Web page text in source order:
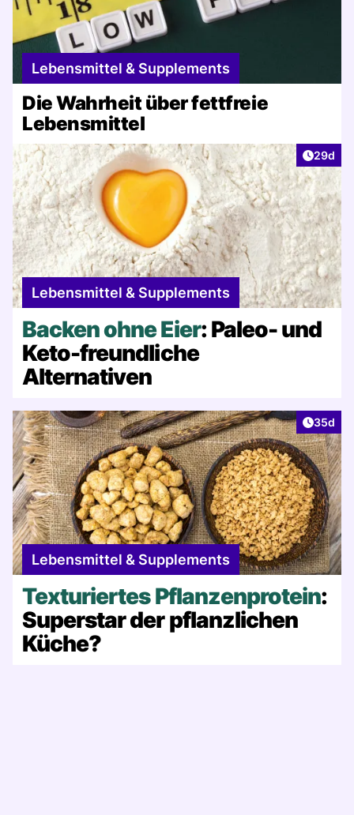
Lebensmittel & Supplements
Die Wahrheit über fettfreie
Lebensmittel
Artikel
29d
Lebensmittel & Supplements
Backen ohne Eier: Paleo- und
Keto-freundliche
Alternativen
Artikel
35d
Lebensmittel & Supplements
Texturiertes Pflanzenprotein:
Superstar der pflanzlichen
Küche?